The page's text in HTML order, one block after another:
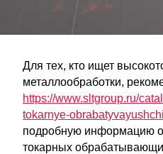
Для тех, кто ищет
металлообработки,
https://www.sltgroup.ru/
tokarnye-
подробную информацию
токарных
Контакт»